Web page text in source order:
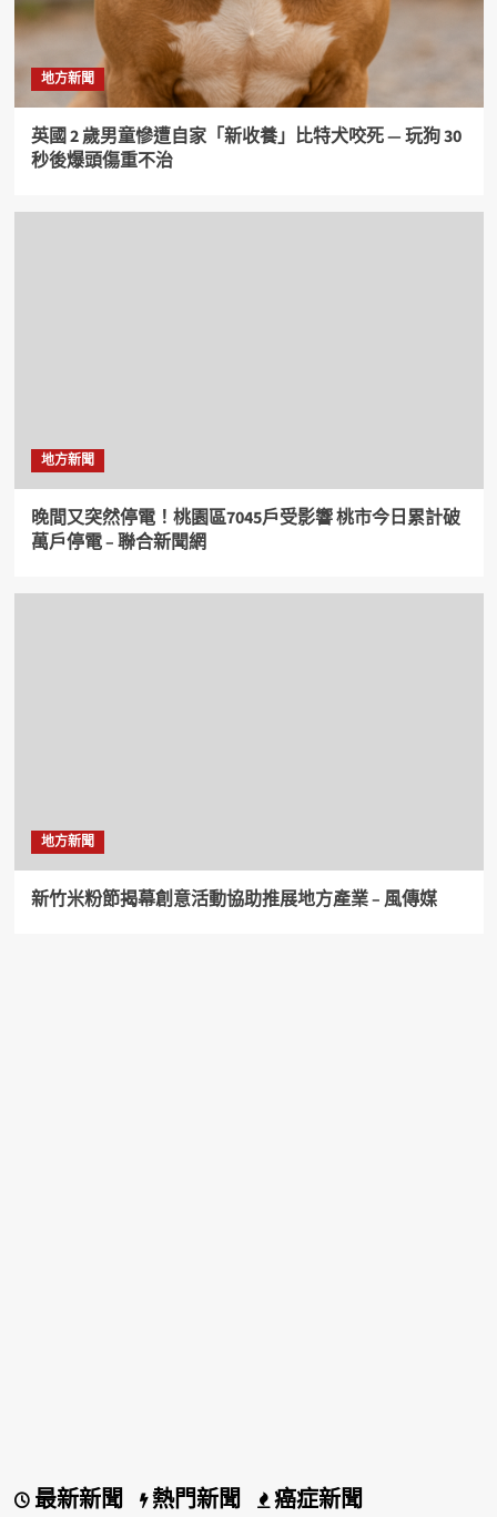
地方新聞
英國 2 歲男童慘遭自家「新收養」比特犬咬死 — 玩狗 30
秒後爆頭傷重不治
地方新聞
晚間又突然停電！桃園區7045戶受影響 桃市今日累計破
萬戶停電 – 聯合新聞網
地方新聞
新竹米粉節揭幕創意活動協助推展地方產業 – 風傳媒
最新新聞 熱門新聞 癌症新聞